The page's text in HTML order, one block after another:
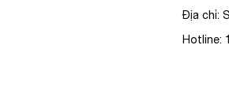
Địa chỉ:
Hotline: